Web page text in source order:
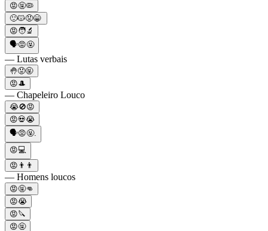
😡🤬🦠
🙂😾😡😁
😡🧑‍🔬
🗣😡🤬
— Lutas verbais
🤚😡🤬
😡🎩
— Chapeleiro Louco
😭🚫😡
😡💀😭
🗣😡🤬.
😡💻
😡👨👨
— Homens loucos
😡🤬👊
😡😭
😡🔪
😡🤬